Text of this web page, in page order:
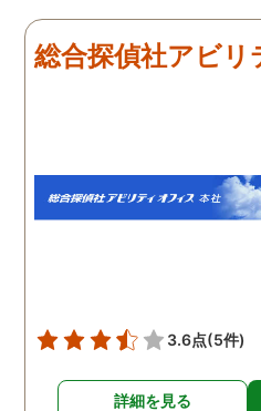
になりました。さすが調査
のプロフェッショナルだ
総合探偵社アビリ
3.6点(5件)
詳細を見る